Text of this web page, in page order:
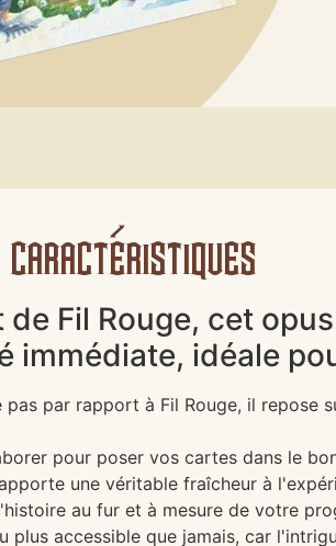
de Fil Rouge, cet
immédiate, idéale
par rapport à Fil Rouge, il repose
pour poser vos cartes dans le
une véritable fraîcheur à
au fur et à mesure de votre
plus accessible que jamais, car